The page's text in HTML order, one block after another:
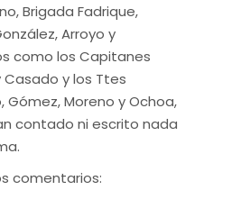
Brigada Fadrique,
Arroyo y
como los Capitanes
Casado y los Ttes
Gómez, Moreno y Ochoa,
contado ni escrito nada
comentarios: